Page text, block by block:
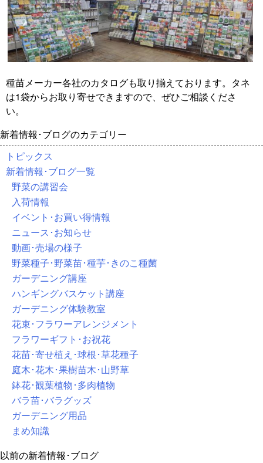
種苗メーカー各社のカタログも取り揃えております。タネ
は1袋からお取り寄せできますので、ぜひご相談くださ
い。
新着情報･ブログのカテゴリー
トピックス
新着情報･ブログ一覧
野菜の講習会
入荷情報
イベント･お買い得情報
ニュース･お知らせ
動画･売場の様子
野菜種子･野菜苗･種芋･きのこ種菌
ガーデニング講座
ハンギングバスケット講座
ガーデニング体験教室
花束･フラワーアレンジメント
フラワーギフト･お祝花
花苗･寄せ植え･球根･草花種子
庭木･花木･果樹苗木･山野草
鉢花･観葉植物･多肉植物
バラ苗･バラグッズ
ガーデニング用品
まめ知識
以前の新着情報･ブログ